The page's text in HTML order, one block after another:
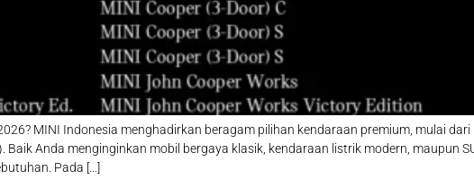
MINI Indonesia menghadirkan beragam pilihan kendaraan premium, mulai
Anda menginginkan mobil bergaya klasik, kendaraan listrik modern, maupun
Pada […]